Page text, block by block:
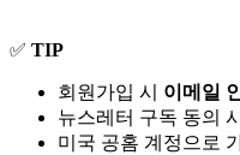
✅ TIP
회원가입 시 이메일
뉴스레터 구독 동의
미국 공홈 계정으로